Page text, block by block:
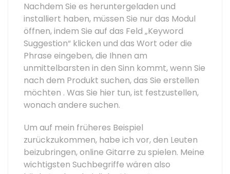
Nachdem Sie es heruntergeladen und
installiert haben, müssen Sie nur das Modul
öffnen, indem Sie auf das Feld „Keyword
Suggestion“ klicken und das Wort oder die
Phrase eingeben, die Ihnen am
unmittelbarsten in den Sinn kommt, wenn Sie
nach dem Produkt suchen, das Sie erstellen
möchten . Was Sie hier tun, ist festzustellen,
wonach andere suchen.
Um auf mein früheres Beispiel
zurückzukommen, habe ich vor, den Leuten
beizubringen, online Gitarre zu spielen. Meine
wichtigsten Suchbegriffe wären also